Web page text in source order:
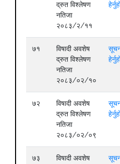
द्रुत विश्लेषण
नतिजा
२०८३/२/११
७१
विषादी अवशेष
द्रुत विश्लेषण
नतिजा
२०८३/०२/१०
७२
विषादी अवशेष
द्रुत विश्लेषण
नतिजा
२०८३/०२/०९
७३
विषादी अवशेष